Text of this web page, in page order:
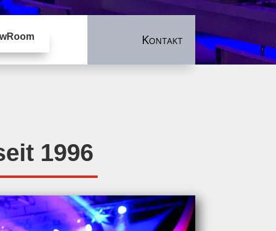
Kontakt
1996